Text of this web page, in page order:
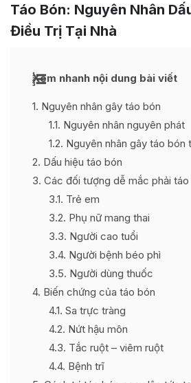
Táo Bón: Nguyên Nhân
Điều Trị Tại Nhà
Xem nhanh nội dung bài viết
1 Nguyên nhân gây táo bón
1.1 Nguyên nhân nguyên phát
1.2 Nguyên nhân gây táo bón
2 Dấu hiệu táo bón
3 Các đối tượng dễ mắc phải táo
3.1 Trẻ em
3.2 Phụ nữ mang thai
3.3 Người cao tuổi
3.4 Người bệnh béo phì
3.5 Người dùng thuốc
4 Biến chứng của táo bón
4.1 Sa trực tràng
4.2 Nứt hậu môn
4.3 Tắc ruột – viêm ruột
4.4 Bệnh trĩ